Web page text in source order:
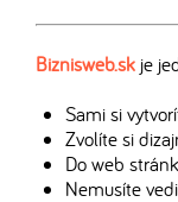
Biznisweb.sk je
Sami si
Zvolíte si
Do web
Nemusíte